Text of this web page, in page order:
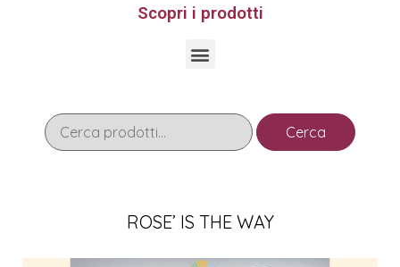
Scopri i prodotti
Cerca
ROSE’ IS THE WAY